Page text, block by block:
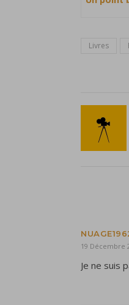
Livres
19 Décembre
Je ne suis